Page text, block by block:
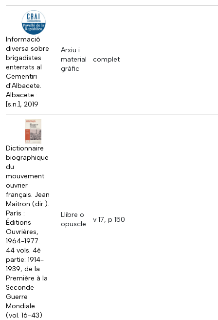
Informació
diversa sobre
brigadistes
enterrats al
Cementiri
d'Albacete.
Albacete :
[s.n.], 2019
Arxiu i
material
gràfic
complet
Dictionnaire
biographique
du
mouvement
ouvrier
français. Jean
Maitron (dir.).
París :
Éditions
Ouvrières,
1964-1977.
44 vols. 4è
partie: 1914-
1939, de la
Première à la
Seconde
Guerre
Mondiale
(vol. 16-43)
Llibre o
opuscle
v 17, p 150